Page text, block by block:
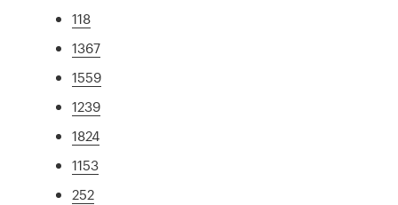
118
1367
1559
1239
1824
1153
252